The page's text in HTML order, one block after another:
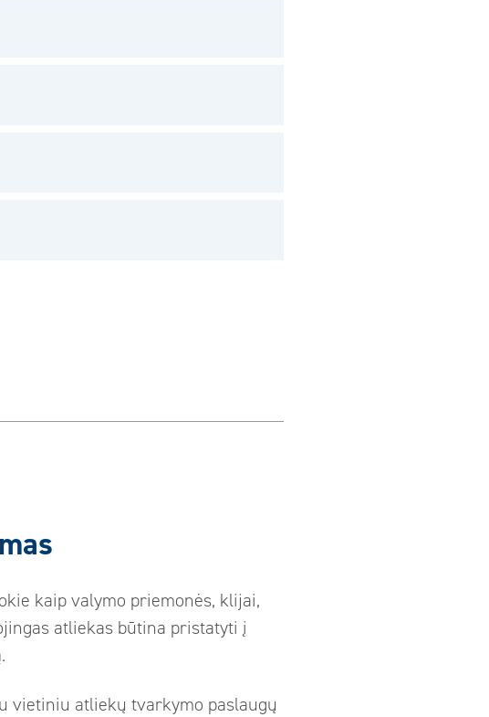
kaip valymo priemonės, klijai,
atliekas būtina pristatyti į
vietiniu atliekų tvarkymo paslaugų